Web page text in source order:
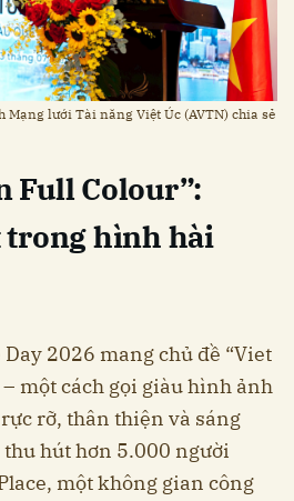
Mạng lưới Tài năng Việt Úc (AVTN) chia sẻ
Full Colour”:
trong hình hài
2026 mang chủ đề “Viet
một cách gọi giàu hình ảnh
rỡ, thân thiện và sáng
hút hơn 5.000 người
một không gian công